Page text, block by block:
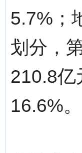
5.7%；
划分，
210.8亿
16.6%。